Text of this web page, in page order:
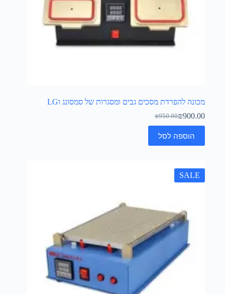
מכונה להפרדת מסכים גבים ומסגרות של סמסונג וLG
₪950.00₪900.00
הוספה לסל
SALE